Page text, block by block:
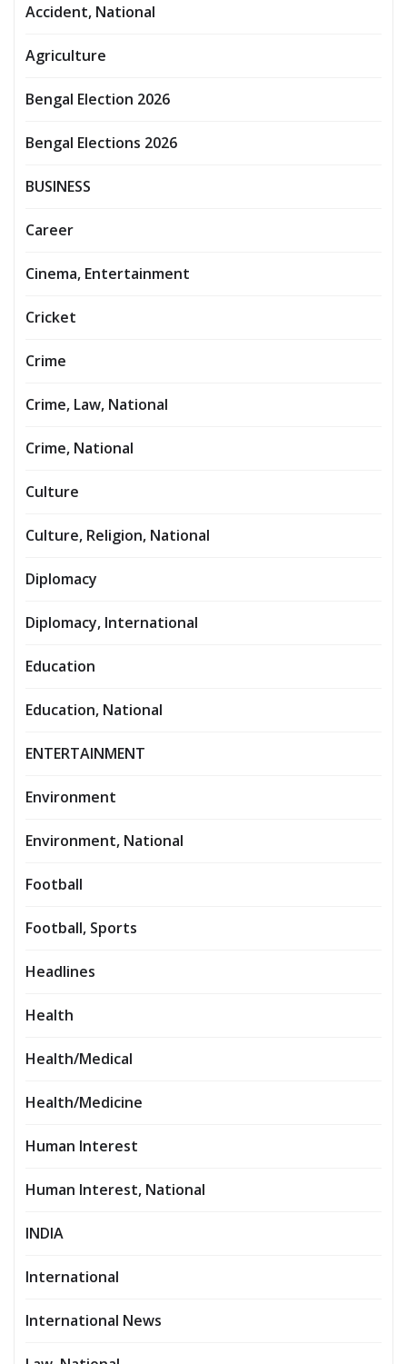
Accident, National
Agriculture
Bengal Election 2026
Bengal Elections 2026
BUSINESS
Career
Cinema, Entertainment
Cricket
Crime
Crime, Law, National
Crime, National
Culture
Culture, Religion, National
Diplomacy
Diplomacy, International
Education
Education, National
ENTERTAINMENT
Environment
Environment, National
Football
Football, Sports
Headlines
Health
Health/Medical
Health/Medicine
Human Interest
Human Interest, National
INDIA
International
International News